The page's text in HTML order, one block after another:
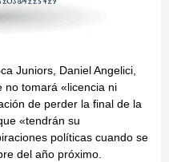
Juniors, Daniel Angelici,
no tomará «licencia ni
de perder la final de la
«tendrán su
políticas cuando se
del año próximo.